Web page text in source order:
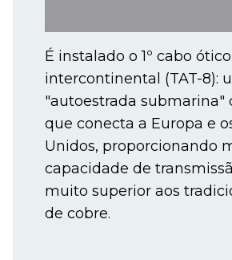
É instalado o 1º cabo ótico
intercontinental (TAT-8):
"autoestrada submarina"
que conecta a Europa e
Unidos, proporcionando
capacidade de
muito superior aos
de cobre.